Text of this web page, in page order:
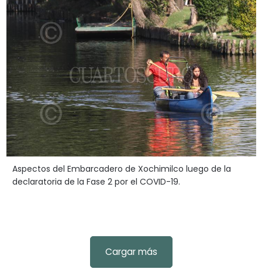
Aspectos del Embarcadero de Xochimilco luego de la
declaratoria de la Fase 2 por el COVID-19.
Cargar más